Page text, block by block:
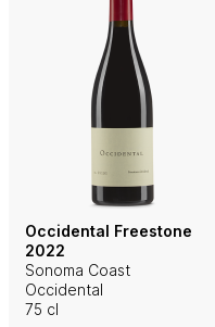
Occidental Freestone
2022
Sonoma Coast
Occidental
75 cl